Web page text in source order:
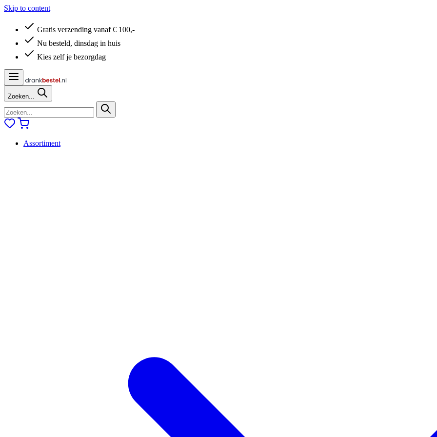
Skip to content
Gratis verzending vanaf € 100,-
Nu besteld, dinsdag in huis
Kies zelf je bezorgdag
Zoeken...
Assortiment